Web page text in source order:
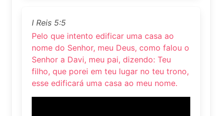
I Reis 5:5
Pelo que intento edificar uma casa ao
nome do Senhor, meu Deus, como falou o
Senhor a Davi, meu pai, dizendo: Teu
filho, que porei em teu lugar no teu trono,
esse edificará uma casa ao meu nome.